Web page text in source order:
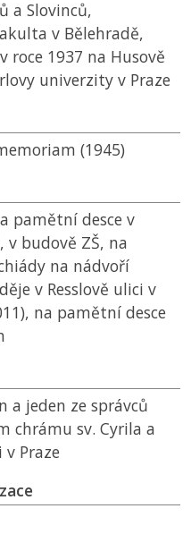
a Slovinců,
v Bělehradě,
1937 na Husově
univerzity v Praze
(1945)
pamětní desce v
v budově ZŠ, na
na nádvoří
v Resslově ulici v
na pamětní desce
a jeden ze správců
chrámu sv. Cyrila a
v Praze